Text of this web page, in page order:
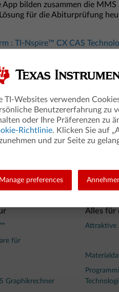
App bilden zusammen die MMS
für die Abiturprüfung
: TI-Nspire™ CX CAS
II-T CAS Handheld
CAS Software & App für iPad®
& Programmieren mit
CAS Technologie
Google LLC
Inc., das in den USA und anderen
für
Graphikrechner
Alles für
Attraktive
TI-Websites verwenden
Benutzererfahrung zu
oder Ihre Präferenzen zu
Richtlinie. Klicken Sie auf
und zur Seite zu
Manage preferences